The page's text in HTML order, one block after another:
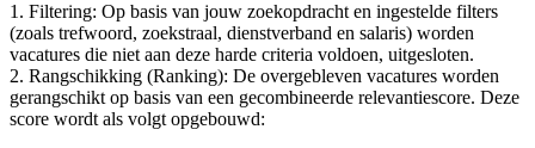
1. Filtering: Op basis van jouw zoekopdracht en ingestelde filters
(zoals trefwoord, zoekstraal, dienstverband en salaris) worden
vacatures die niet aan deze harde criteria voldoen, uitgesloten.
2. Rangschikking (Ranking): De overgebleven vacatures worden
gerangschikt op basis van een gecombineerde relevantiescore. Deze
score wordt als volgt opgebouwd: